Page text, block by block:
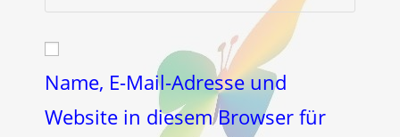
Kommentieren
zum
ein
deine
URL
ein
(optional)
Name, E-Mail-Adresse und
Website in diesem Browser für